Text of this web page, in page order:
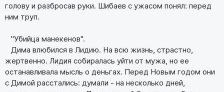
голову и разбросав руки. Шибаев с ужасом понял: перед
ним труп.
"Убийца манекенов".
Дима влюбился в Лидию. На всю жизнь, страстно,
жертвенно. Лидия собиралась уйти от мужа, но ее
останавливала мысль о деньгах. Перед Новым годом они
с Димой расстались: думали - на несколько дней,